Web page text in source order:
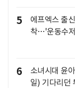
5
에프엑스 출
착…'운동수
6
소녀시대 윤
일) 기다리던